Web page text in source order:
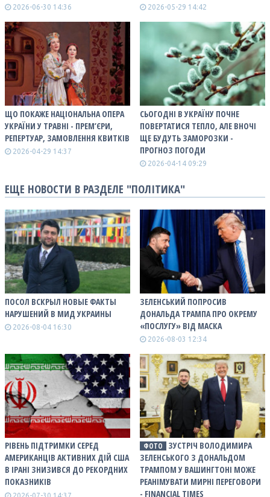
2026-06-30 14:36 2026-05-29 14:42
ЩО ПОКАЖЕ НАЦІОНАЛЬНА ОПЕРА
УКРАЇНИ У ТРАВНІ - ПРЕМ’ЄРИ,
РЕПЕРТУАР, ЗАМОВЛЕННЯ КВИТКІВ
2026-04-29 14:37
СЬОГОДНІ В УКРАЇНУ ПОЧНЕ
ПОВЕРТАТИСЯ ТЕПЛО, АЛЕ ВНОЧІ
ЩЕ БУДУТЬ ЗАМОРОЗКИ -
ПРОГНОЗ ПОГОДИ
2026-04-14 09:29
ЕЩЕ НОВОСТИ В РАЗДЕЛЕ "ПОЛІТИКА"
ПОСОЛ ВСКРЫЛ НОВЫЕ ФАКТЫ
НАРУШЕНИЙ В МИД УКРАИНЫ
2026-08-04 16:30
ЗЕЛЕНСЬКИЙ ПОПРОСИВ
ДОНАЛЬДА ТРАМПА ПРО ОКРЕМУ
«ПОСЛУГУ» ВІД МАСКА
2026-08-03 12:34
РІВЕНЬ ПІДТРИМКИ СЕРЕД
АМЕРИКАНЦІВ АКТИВНИХ ДІЙ США
В ІРАНІ ЗНИЗИВСЯ ДО РЕКОРДНИХ
ПОКАЗНИКІВ
2026-07-30 14:37
ФОТО
ЗУСТРІЧ ВОЛОДИМИРА
ЗЕЛЕНСЬКОГО З ДОНАЛЬДОМ
ТРАМПОМ У ВАШИНГТОНІ МОЖЕ
РЕАНІМУВАТИ МИРНІ ПЕРЕГОВОРИ
- FINANCIAL TIMES